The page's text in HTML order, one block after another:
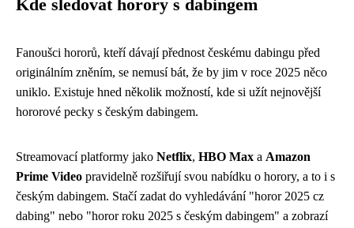
Kde sledovat horory s dabingem
Fanoušci hororů, kteří dávají přednost českému dabingu před
originálním zněním, se nemusí bát, že by jim v roce 2025 něco
uniklo. Existuje hned několik možností, kde si užít nejnovější
hororové pecky s českým dabingem.
Streamovací platformy jako Netflix, HBO Max a Amazon
Prime Video pravidelně rozšiřují svou nabídku o horory, a to i s
českým dabingem. Stačí zadat do vyhledávání "horor 2025 cz
dabing" nebo "horor roku 2025 s českým dabingem" a zobrazí